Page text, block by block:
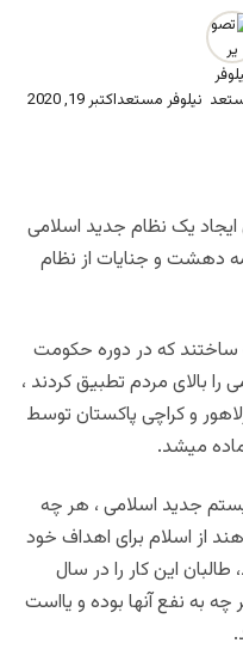
نیلوفر مستعداکتبر 19, 2020
ایجاد یک نظام جدید اسلامی
دهشت و جنایات از نظام
که در دوره حکومت
بالای مردم تطبیق کردند ،
و کراچی پاکستان توسط
میشد.
جدید اسلامی ، هر چه
از اسلام برای اهداف خود
این کار را در سال
به نفع آنها بوده و یااست